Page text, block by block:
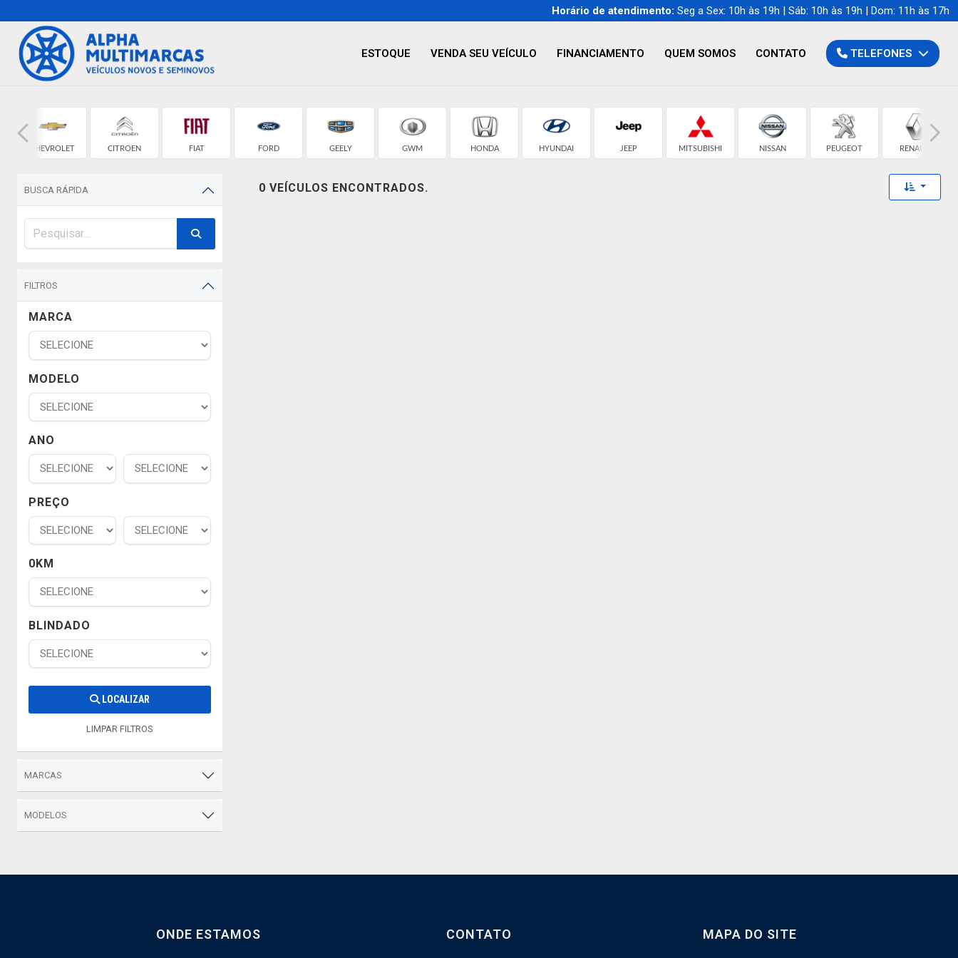
Horário de atendimento: Seg a Sex: 10h às 19h | Sáb: 10h às 19h | Dom: 11h às 17h
ESTOQUE VENDA SEU VEÍCULO FINANCIAMENTO QUEM SOMOS CONTATO TELEFONES
CHEVROLET CITROEN FIAT FORD GEELY GWM HONDA HYUNDAI JEEP MITSUBISHI NISSAN PEUGEOT RENAULT
BUSCA RÁPIDA
FILTROS
MARCA
MODELO
ANO
PREÇO
0KM
BLINDADO
LOCALIZAR
LIMPAR FILTROS
MARCAS
MODELOS
0 VEÍCULOS ENCONTRADOS. Toggle
ONDE ESTAMOS CONTATO MAPA DO SITE